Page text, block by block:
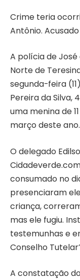
Crime teria
Antônio.
A polícia de
Norte de
segunda-feira
Pereira da Silva,
uma menina de
março deste
O delegado
consumado no
presenciaram
criança,
mas ele fugiu.
testemunhas e
Conselho
A constatação